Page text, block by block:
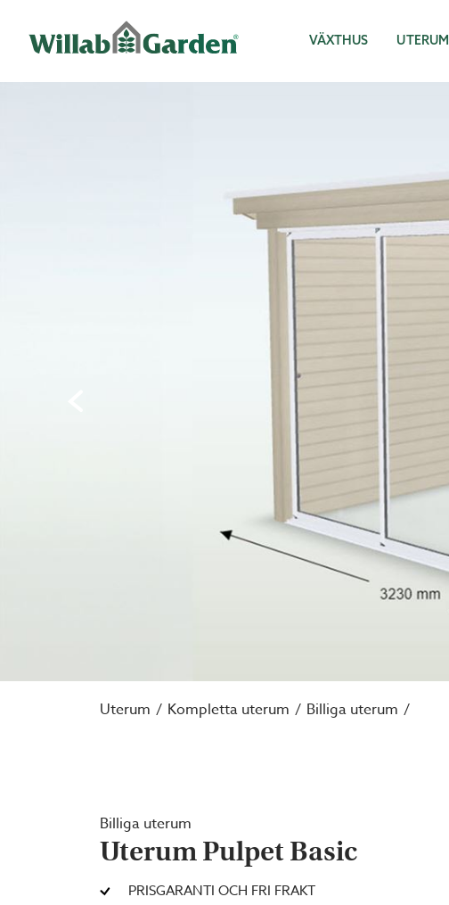
VÄXTHUS UTERUM
Uterum Kompletta uterum Billiga uterum
Billiga uterum
Uterum Pulpet Basic
PRISGARANTI OCH FRI FRAKT